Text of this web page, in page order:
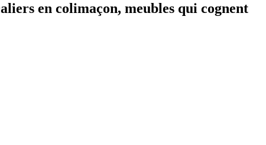
en colimaçon, meubles qui cognent